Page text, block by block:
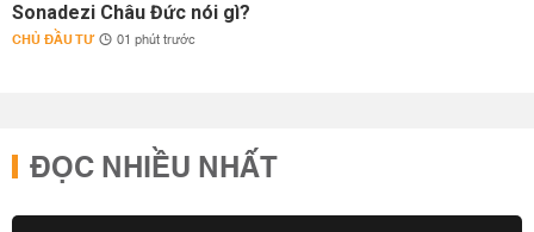
Sonadezi Châu Đức nói gì?
CHỦ ĐẦU TƯ 01 phút trước
ĐỌC NHIỀU NHẤT